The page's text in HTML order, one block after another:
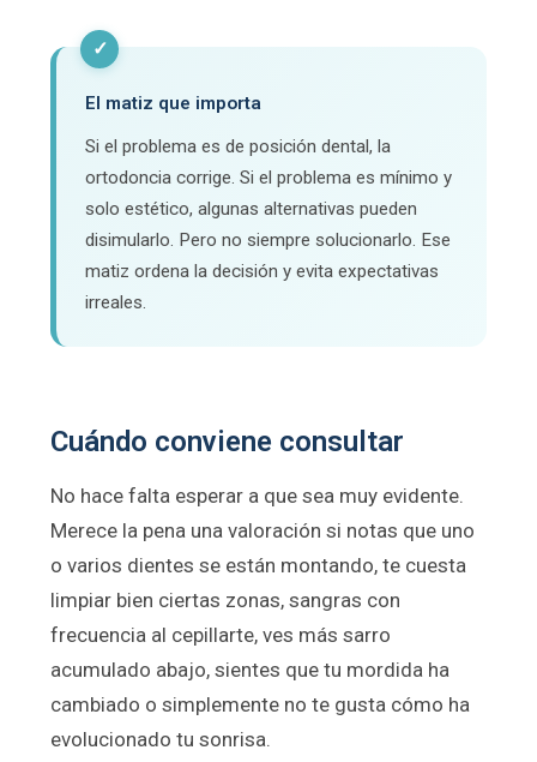
✓
El matiz que importa
Si el problema es de posición dental, la
ortodoncia corrige. Si el problema es mínimo y
solo estético, algunas alternativas pueden
disimularlo. Pero no siempre solucionarlo. Ese
matiz ordena la decisión y evita expectativas
irreales.
Cuándo conviene consultar
No hace falta esperar a que sea muy evidente.
Merece la pena una valoración si notas que uno
o varios dientes se están montando, te cuesta
limpiar bien ciertas zonas, sangras con
frecuencia al cepillarte, ves más sarro
acumulado abajo, sientes que tu mordida ha
cambiado o simplemente no te gusta cómo ha
evolucionado tu sonrisa.